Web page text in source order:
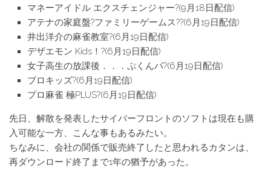
マネーアイドル エクスチェンジャー?(9月18日配信)
アテナの家庭盤?ファミリーゲームス??(6月19日配信)
井出洋介の麻雀教室?(6月19日配信)
デザエモン Kids！?(6月19日配信)
女子高生の放課後．．．ぷくんパ?(6月19日配信)
ブロキッズ?(6月19日配信)
プロ麻雀 極PLUS?(6月19日配信)
先日、解散を発表したサイバーフロントのソフトは現在も購
入可能な一方、こんな事もあるみたい。
ちなみに、会社の関係で販売終了したと思われるカタンは、
再ダウンロード終了まで1年の猶予があった。